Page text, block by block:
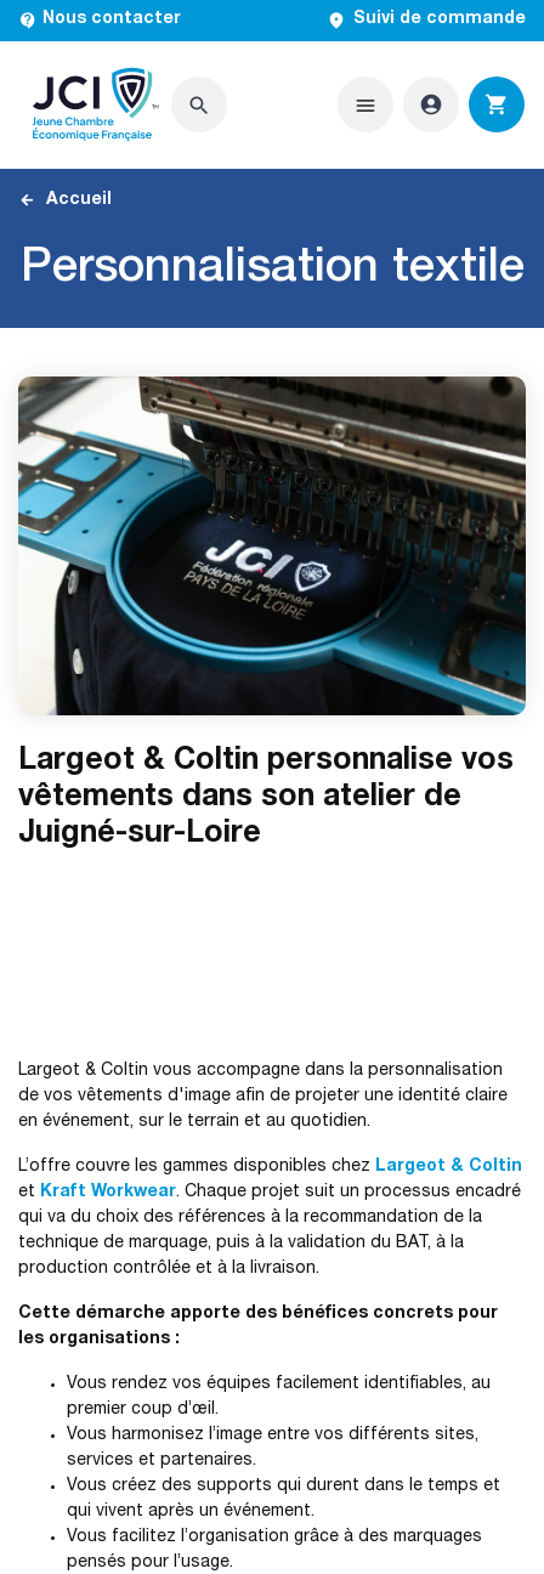
 Nous contacter  Suivi de commande
   
Accueil
Personnalisation textile
Largeot & Coltin personnalise vos
vêtements dans son atelier de
Juigné-sur-Loire
Largeot & Coltin vous accompagne dans la personnalisation
de vos vêtements d'image afin de projeter une identité claire
en événement, sur le terrain et au quotidien.
L’offre couvre les gammes disponibles chez Largeot & Coltin
et Kraft Workwear. Chaque projet suit un processus encadré
qui va du choix des références à la recommandation de la
technique de marquage, puis à la validation du BAT, à la
production contrôlée et à la livraison.
Cette démarche apporte des bénéfices concrets pour
les organisations :
Vous rendez vos équipes facilement identifiables, au
premier coup d’œil.
Vous harmonisez l’image entre vos différents sites,
services et partenaires.
Vous créez des supports qui durent dans le temps et
qui vivent après un événement.
Vous facilitez l’organisation grâce à des marquages
pensés pour l’usage.